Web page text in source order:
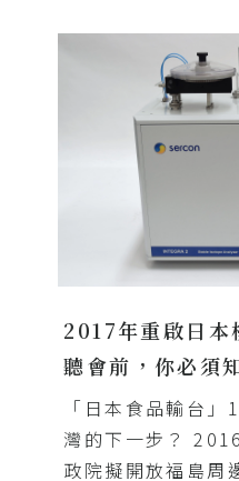
2017年重啟日本
聽會前，你必須
「日本食品輸台
灣的下一步？
政院擬開放福島周